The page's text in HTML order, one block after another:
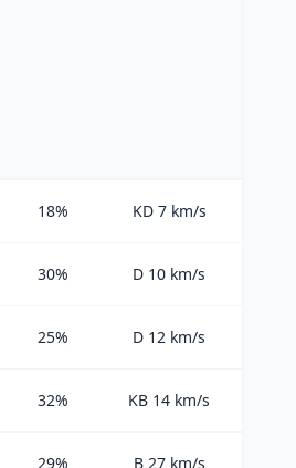
18% KD 7 km/s
30% D 10 km/s
25% D 12 km/s
32% KB 14 km/s
29% B 27 km/s